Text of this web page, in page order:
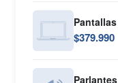
Pantallas
$379.990
Parlantes